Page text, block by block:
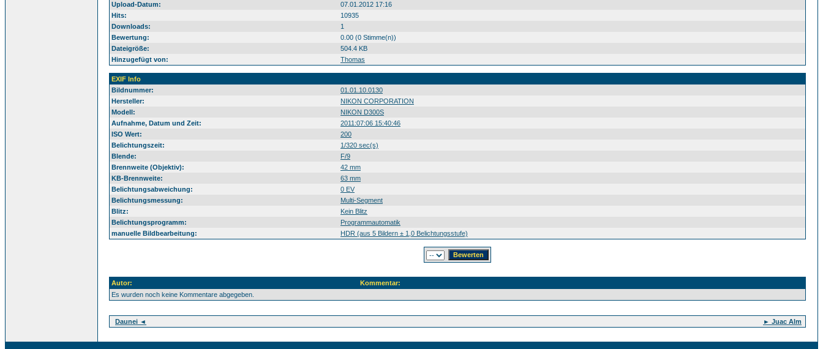
Upload-Datum:
07.01.2012 17:16
Hits:
10935
Downloads:
1
Bewertung:
0.00 (0 Stimme(n))
Dateigröße:
504.4 KB
Hinzugefügt von:
Thomas
EXIF Info
Bildnummer:
01.01.10.0130
Hersteller:
NIKON CORPORATION
Modell:
NIKON D300S
Aufnahme, Datum und Zeit:
2011:07:06 15:40:46
ISO Wert:
200
Belichtungszeit:
1/320 sec(s)
Blende:
F/9
Brennweite (Objektiv):
42 mm
KB-Brennweite:
63 mm
Belichtungsabweichung:
0 EV
Belichtungsmessung:
Multi-Segment
Blitz:
Kein Blitz
Belichtungsprogramm:
Programmautomatik
manuelle Bildbearbeitung:
HDR (aus 5 Bildern ± 1,0 Belichtungsstufe)
Autor:
Kommentar:
Es wurden noch keine Kommentare abgegeben.
Daunei ◄ ► Juac Alm